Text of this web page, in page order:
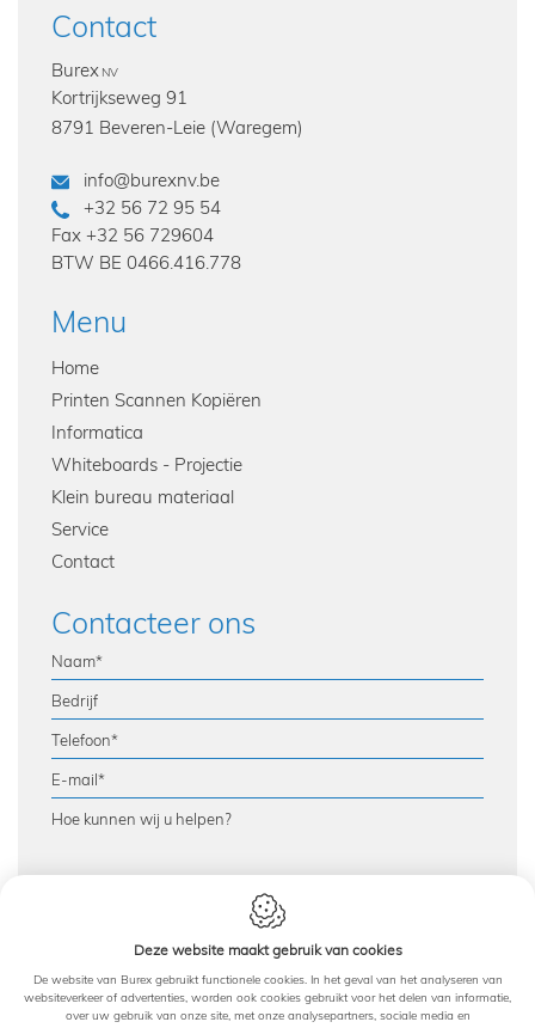
Contact
Burex NV
Kortrijkseweg 91
8791 Beveren-Leie (Waregem)
info@burexnv.be
+32 56 72 95 54
Fax +32 56 729604
BTW BE 0466.416.778
Menu
Home
Printen Scannen Kopiëren
Informatica
Whiteboards - Projectie
Klein bureau materiaal
Service
Contact
Contacteer ons
Terms of Serviceapply.
Versturen
Deze website maakt gebruik van cookies
De website van Burex gebruikt functionele cookies. In het geval van het analyseren van
websiteverkeer of advertenties, worden ook cookies gebruikt voor het delen van informatie,
over uw gebruik van onze site, met onze analysepartners, sociale media en